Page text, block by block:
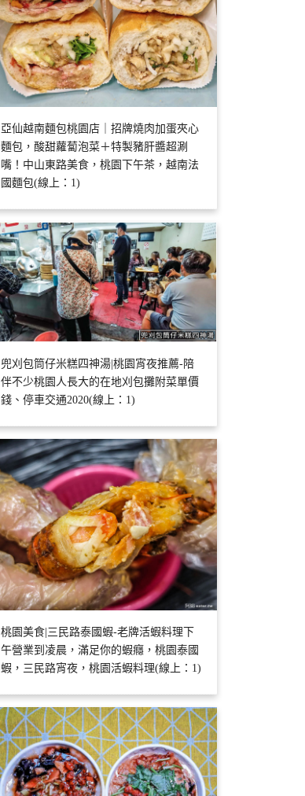
亞仙越南麵包桃園店｜招牌燒肉加蛋夾心
麵包，酸甜蘿蔔泡菜＋特製豬肝醬超涮
嘴！中山東路美食，桃園下午茶，越南法
國麵包(線上：1)
兜刈包筒仔米糕四神湯|桃園宵夜推薦-陪
伴不少桃園人長大的在地刈包攤附菜單價
錢、停車交通2020(線上：1)
桃園美食|三民路泰國蝦-老牌活蝦料理下
午營業到凌晨，滿足你的蝦癮，桃園泰國
蝦，三民路宵夜，桃園活蝦料理(線上：1)